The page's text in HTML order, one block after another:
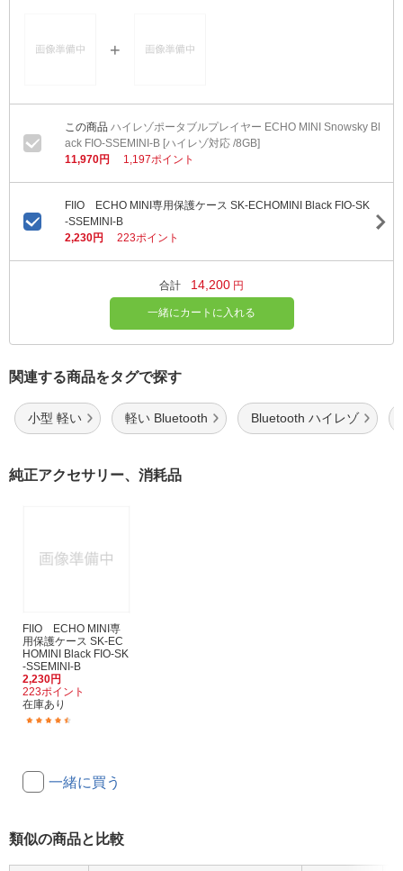
ハイレゾポータブルプレイヤー ECHO MINI Snowsky Bl
ack FIO-SSEMINI-B [ハイレゾ対応 /8GB]
11,970円
1,197ポイント
FIIO ECHO MINI専用保護ケース SK-ECHOMINI Black FIO-SK
-SSEMINI-B
2,230円
223ポイント
合計 14,200 円
一緒にカートに入れる
関連する商品をタグで探す
小型 軽い 軽い Bluetooth Bluetooth ハイレゾ
純正アクセサリー、消耗品
FIIO ECHO MINI専
用保護ケース SK-EC
HOMINI Black FIO-SK
-SSEMINI-B
2,230円
223ポイント
在庫あり
一緒に買う
類似の商品と比較